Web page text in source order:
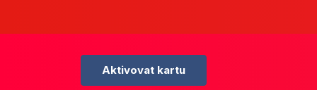
Aktivovat kartu